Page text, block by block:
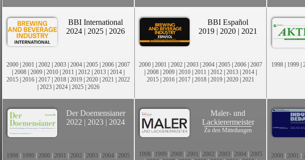
BBI International
2024 | 2025 | 2026
2000 | 2001 | 2002 | 2003 | 2004 | 2005 | 2006 | 2007
| 2008 | 2009 | 2010 | 2011 | 2012 | 2013 | 2014 |
2015 | 2016 | 2017 | 2018 | 2019 | 2020 | 2021 | 2022
| 2023| 2024| 2025| 2026
BBI Español
2019 | 2020 | 2021
2000 | 2001 | 2002 | 2003 | 2004 | 2005 | 2006 | 2007
| 2008 | 2009 | 2010 | 2011 | 2012 | 2013 | 2014 |
2015 | 2016 | 2017 | 2018 | 2019 | 2020 | 2021
1998 | 1999 |
Der Doemensianer
2022 | 2023 | 2024
1998 1999 2000 2001 2002 2003 2004 2005
Maler- und
Lackierermeister
Zu den Mitteilungen
1998 1999 2000 2001 2002 2003 2004 2005
2000 2001